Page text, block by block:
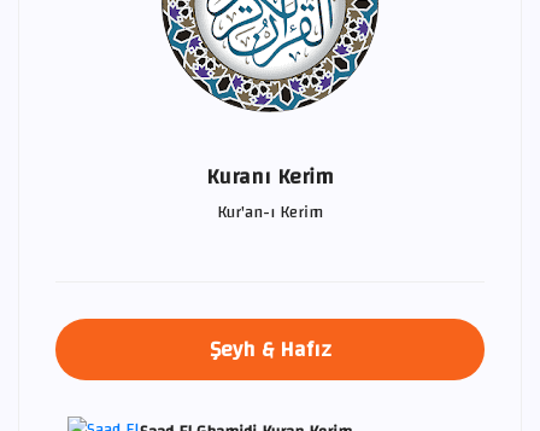
Kuranı Kerim
Kur'an-ı Kerim
Şeyh & Hafız